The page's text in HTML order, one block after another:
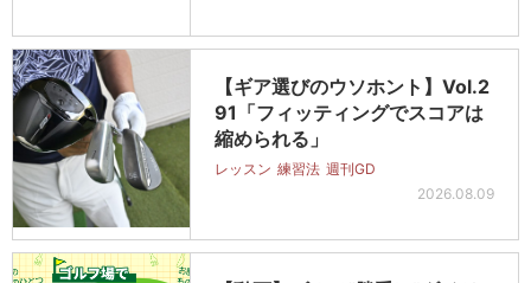
【ギア選びのウソホント】Vol.2
91「フィッティングでスコアは
縮められる」
レッスン 練習法 週刊GD
2026.08.09